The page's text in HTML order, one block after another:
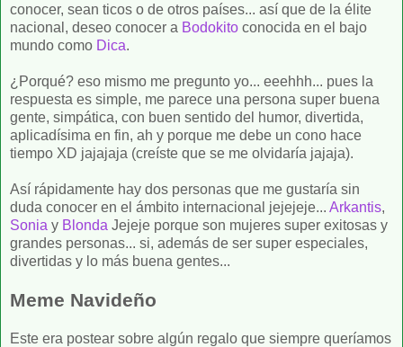
conocer, sean ticos o de otros países... así que de la élite
nacional, deseo conocer a Bodokito conocida en el bajo
mundo como Dica.
¿Porqué? eso mismo me pregunto yo... eeehhh... pues la
respuesta es simple, me parece una persona super buena
gente, simpática, con buen sentido del humor, divertida,
aplicadísima en fin, ah y porque me debe un cono hace
tiempo XD jajajaja (creíste que se me olvidaría jajaja).
Así rápidamente hay dos personas que me gustaría sin
duda conocer en el ámbito internacional jejejeje... Arkantis,
Sonia y Blonda Jejeje porque son mujeres super exitosas y
grandes personas... si, además de ser super especiales,
divertidas y lo más buena gentes...
Meme Navideño
Este era postear sobre algún regalo que siempre queríamos